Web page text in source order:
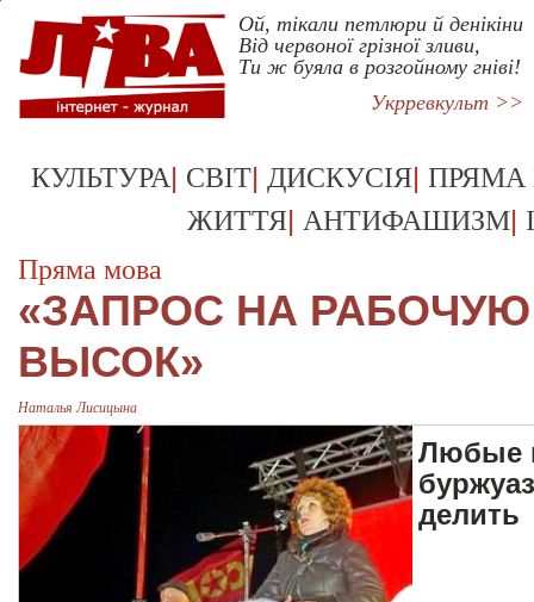
Ой, тікали петлюри й денікіни
Від червоної грізної зливи,
Ти ж буяла в розгойному гніві!
Укрревкульт >>
КУЛЬТУРА| СВІТ| ДИСКУСІЯ| ПРЯМА
ЖИТТЯ| АНТИФАШИЗМ|
Пряма мова
«ЗАПРОС НА
ВЫСОК»
Наталья Лисицына
Любые
делить